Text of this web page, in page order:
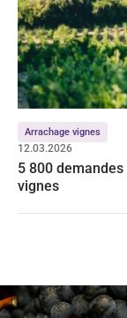
Arrachage vignes
12.03.2026
5 800
vignes